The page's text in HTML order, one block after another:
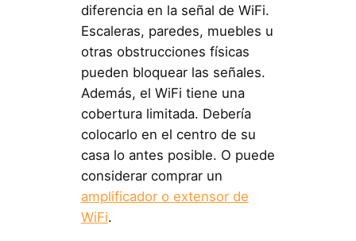
diferencia en la señal de WiFi.
Escaleras, paredes, muebles u
otras obstrucciones físicas
pueden bloquear las señales.
Además, el WiFi tiene una
cobertura limitada. Debería
colocarlo en el centro de su
casa lo antes posible. O puede
considerar comprar un
amplificador o extensor de
WiFi.